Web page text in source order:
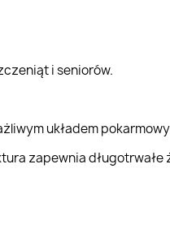
i seniorów.
układem
zapewnia